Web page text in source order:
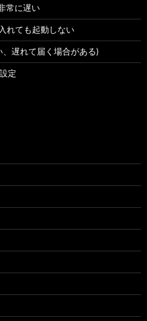
常に遅い
れても起動しない
、遅れて届く場合がある)
定